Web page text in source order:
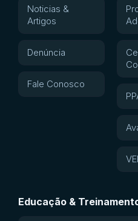
Noticias &
Artigos
Denúncia
Fale Conosco
Educação &